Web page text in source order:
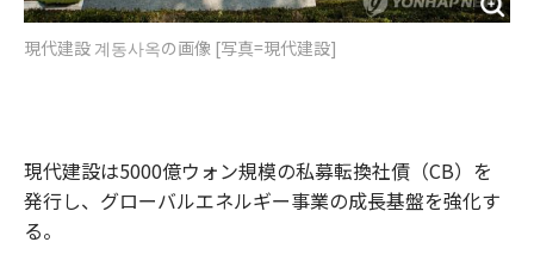
現代建設 계동사옥の画像 [写真=現代建設]
現代建設は5000億ウォン規模の私募転換社債（CB）を
発行し、グローバルエネルギー事業の成長基盤を強化す
る。